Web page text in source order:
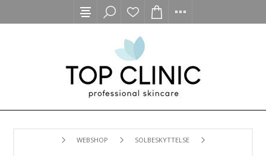
WEBSHOP SOLBESKYTTELSE